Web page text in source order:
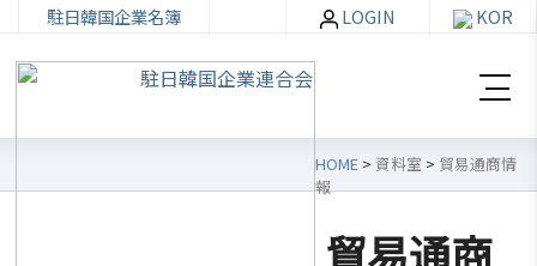
駐日韓国企業名簿 KOR
LOGIN
HOME > 資料室 > 貿易通商情
報
貿易通商